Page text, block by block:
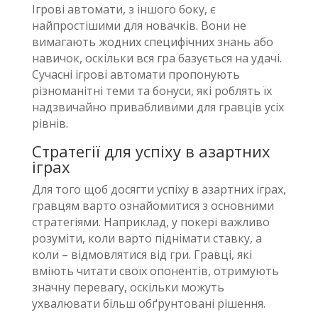
Ігрові автомати, з іншого боку, є
найпростішими для новачків. Вони не
вимагають жодних специфічних знань або
навичок, оскільки вся гра базується на удачі.
Сучасні ігрові автомати пропонують
різноманітні теми та бонуси, які роблять їх
надзвичайно привабливими для гравців усіх
рівнів.
Стратегії для успіху в азартних
іграх
Для того щоб досягти успіху в азартних іграх,
гравцям варто ознайомитися з основними
стратегіями. Наприклад, у покері важливо
розуміти, коли варто піднімати ставку, а
коли – відмовлятися від гри. Гравці, які
вміють читати своїх опонентів, отримують
значну перевагу, оскільки можуть
ухвалювати більш обґрунтовані рішення.